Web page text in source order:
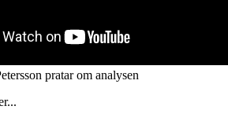
pratar om analysen